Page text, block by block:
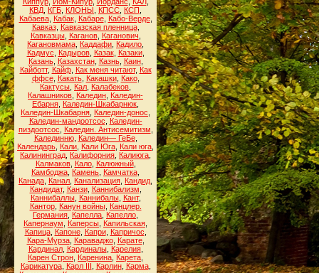
КВД КГБ КЛОНЫ КПСС КСП
Кабаева, Кабак, Кабаре, Кабо-Верде,
Кавказ, Кавказская пленница,
Кавказцы, Каганов, Каганович
Кагановмама Каддафи Кадило
Кадмус
Кадыров, Казак, Казаки,
Казань, Казахстан, Казнь, Каин,
Кайботт, Кайф, Как меня читают, Как
ффсе, Какать, Какашки, Како,
Кактусы Кал Калабеков
Калашников Каледин Каледин-
Ебарня Каледин-Шкабарнюк
Каледин-Шкабарня Каледин-донос
Каледин-мандоотсос
Каледин-
пиздоотсос
Каледин. Антисемитизм
Калединню, Каледин— ГеБе,
Календарь Кали Кали Юга Кали юга
Калининград Калифорния Калиюга
Калмаков, Кало, Калюжный,
Камбоджа Камень Камчатка
Канада Канал Канализация Кандид
Кандидат, Канзи, Каннибализм
Каннибаллы, Каннибалы, Кант,
Кантор, Канун войны, Канцлер.
Германия Капелла Капелло
Капернаум
Каперсы Капильская
Капица, Капоне, Капри, Капричос
Кара-Мурза, Караваджо, Карате,
Кардинал, Кардиналы, Карелия,
Карен Строн Каренина Карета
Карикатура, Карл III Карлин, Карма,